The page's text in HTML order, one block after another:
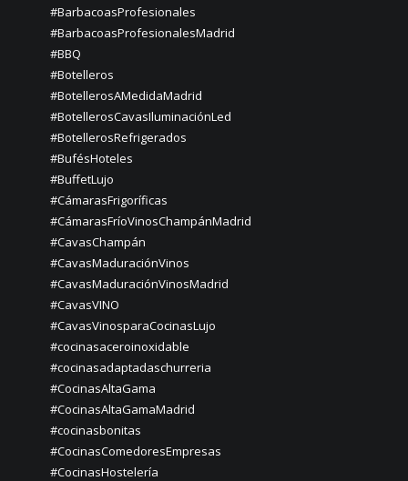
#BarbacoasProfesionales
#BarbacoasProfesionalesMadrid
#BBQ
#Botelleros
#BotellerosAMedidaMadrid
#BotellerosCavasIluminaciónLed
#BotellerosRefrigerados
#BufésHoteles
#BuffetLujo
#CámarasFrigoríficas
#CámarasFríoVinosChampánMadrid
#CavasChampán
#CavasMaduraciónVinos
#CavasMaduraciónVinosMadrid
#CavasVINO
#CavasVinosparaCocinasLujo
#cocinasaceroinoxidable
#cocinasadaptadaschurreria
#CocinasAltaGama
#CocinasAltaGamaMadrid
#cocinasbonitas
#CocinasComedoresEmpresas
#CocinasHostelería